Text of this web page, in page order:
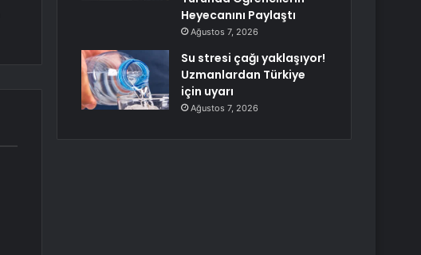
Heyecanını Paylaştı
Ağustos 7, 2026
Su stresi çağı yaklaşıyor!
Uzmanlardan Türkiye
için uyarı
Ağustos 7, 2026